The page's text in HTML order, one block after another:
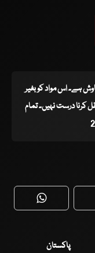
کاوش ہے۔ اس مواد کو بغیر
درست نہیں۔ تمام
WhatsApp
پاکستان